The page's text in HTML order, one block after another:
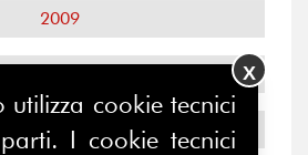
2009
2007
utilizza cookie tecnici
I cookie tecnici
X